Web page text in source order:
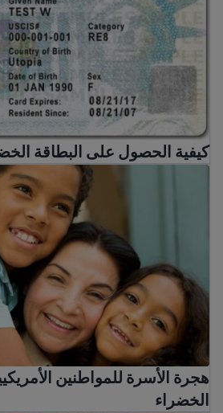
كيفية الحصول على البطاقة
هجرة الأسرة للمواطنين الأمريكيين
هجرة الأسرة للمواطنين
الخضراء